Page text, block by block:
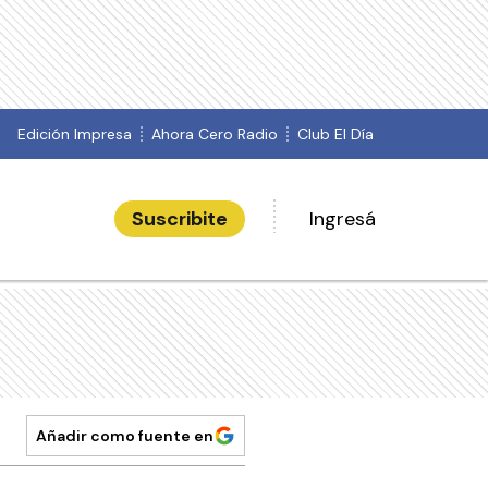
Edición Impresa Ahora Cero Radio Club El Día
Suscribite Ingresá
Añadir como fuente en